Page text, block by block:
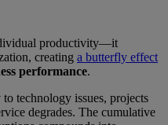
productivity—it
creating a butterfly effect
performance.
technology issues, projects
degrades. The cumulative